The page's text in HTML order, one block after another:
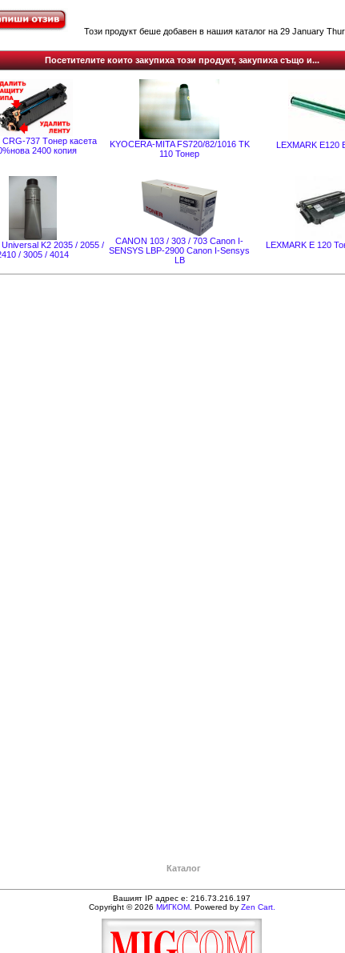
Този продукт беше добавен в нашия каталог на 29 January
Посетителите които закупиха този продукт, закупиха също и...
737 Tонер касета
2400 копия
KYOCERA-MITA FS720/82/1016 TK
110 Тонер
LEXMARK E120
K2 2035 / 2055 /
/ 3005 / 4014
CANON 103 / 303 / 703 Canon I-
SENSYS LBP-2900 Canon I-Sensys
LB
LEXMARK E 120
Каталог
Вашият IP адрес е: 216.73.216.197
Copyright © 2026 МИГКОМ. Powered by Zen Cart.